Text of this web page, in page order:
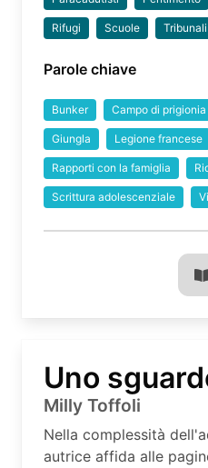
Rifugi Scuole Tribunali
Parole chiave
Bunker Campo di prigionia
Giungla Legione francese
Rapporti con la famiglia
Scrittura adolescenziale
Uno
Milly Toffoli
Nella complessità
autrice affida alle